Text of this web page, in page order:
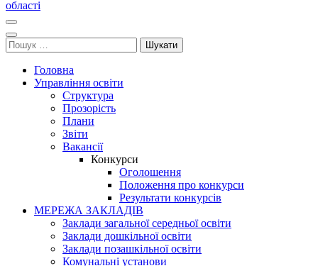
Дрогобицької міської територіальної громади Львівської області
Пошук:
Головна
Управління освіти
Структура
Прозорість
Плани
Звіти
Вакансії
Конкурси
Оголошення
Положення про конкурси
Результати конкурсів
МЕРЕЖА ЗАКЛАДІВ
Заклади загальної середньої освіти
Заклади дошкільної освіти
Заклади позашкільної освіти
Комунальні установи